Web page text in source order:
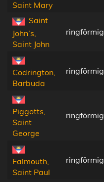
Saint Mary
Saint
John’s,
Saint John
ringförmig
Codrington,
Barbuda
ringförmig
Piggotts,
Saint
George
ringförmig
Falmouth,
Saint Paul
ringförmig